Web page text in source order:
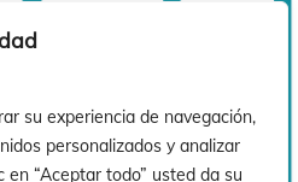
su experiencia de navegación,
personalizados y analizar
“Aceptar todo” usted da su